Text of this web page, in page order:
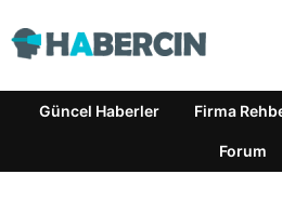
Güncel Haberler Firma
Forum